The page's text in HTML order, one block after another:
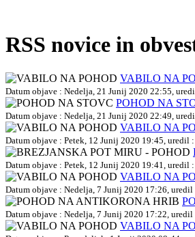
RSS novice in
VABILO NA
Datum objave : Nedelja, 21 Junij 2020 22:55,
POHOD NA
Datum objave : Nedelja, 21 Junij 2020 22:49,
VABILO NA
Datum objave : Petek, 12 Junij 2020 19:45, uredil :
Datum objave : Petek, 12 Junij 2020 19:41, uredil :
VABILO NA
Datum objave : Nedelja, 7 Junij 2020 17:26, uredil
Datum objave : Nedelja, 7 Junij 2020 17:22, uredil
VABILO NA